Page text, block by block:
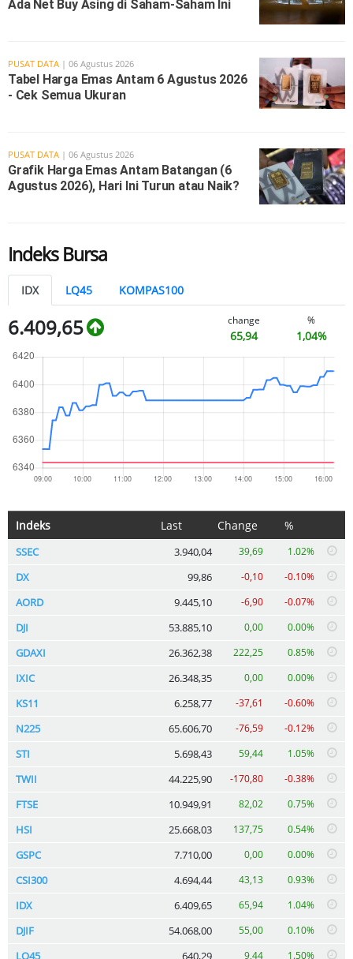
Ada Net Buy Asing di Saham-Saham Ini
PUSAT DATA | 06 Agustus 2026
Tabel Harga Emas Antam 6 Agustus 2026
- Cek Semua Ukuran
PUSAT DATA | 06 Agustus 2026
Grafik Harga Emas Antam Batangan (6
Agustus 2026), Hari Ini Turun atau Naik?
Indeks Bursa
IDX LQ45 KOMPAS100
6.409,65 change
65,94
%
1,04%
Indeks Last Change %
SSEC 3.940,04 39,69 1.02%
DX 99,86 -0,10 -0.10%
AORD 9.445,10 -6,90 -0.07%
DJI 53.885,10 0,00 0.00%
GDAXI 26.362,38 222,25 0.85%
IXIC 26.348,35 0,00 0.00%
KS11 6.258,77 -37,61 -0.60%
N225 65.606,70 -76,59 -0.12%
STI 5.698,43 59,44 1.05%
TWII 44.225,90 -170,80 -0.38%
FTSE 10.949,91 82,02 0.75%
HSI 25.668,03 137,75 0.54%
GSPC 7.710,00 0,00 0.00%
CSI300 4.694,44 43,13 0.93%
IDX 6.409,65 65,94 1.04%
DJIF 54.068,00 55,00 0.10%
LQ45 640,29 9,44 1.50%